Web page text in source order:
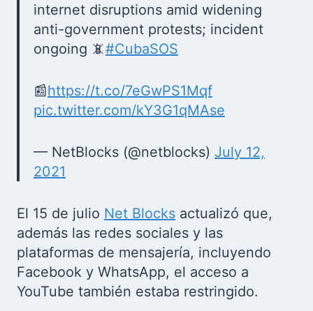
internet disruptions amid widening
anti-government protests; incident
ongoing 📵#CubaSOS
📰https://t.co/7eGwPS1Mqf
pic.twitter.com/kY3G1qMAse
— NetBlocks (@netblocks) July 12,
2021
El 15 de julio Net Blocks actualizó que,
además las redes sociales y las
plataformas de mensajería, incluyendo
Facebook y WhatsApp, el acceso a
YouTube también estaba restringido.